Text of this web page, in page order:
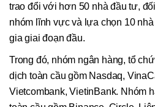
trao đổi với hơn 50 nhà đầu tư,
nhóm lĩnh vực và lựa chọn 10
gia giai đoạn đầu.
Trong đó, nhóm ngân hàng, tổ
dịch toàn cầu gồm Nasdaq,
Vietcombank, VietinBank. Nhóm